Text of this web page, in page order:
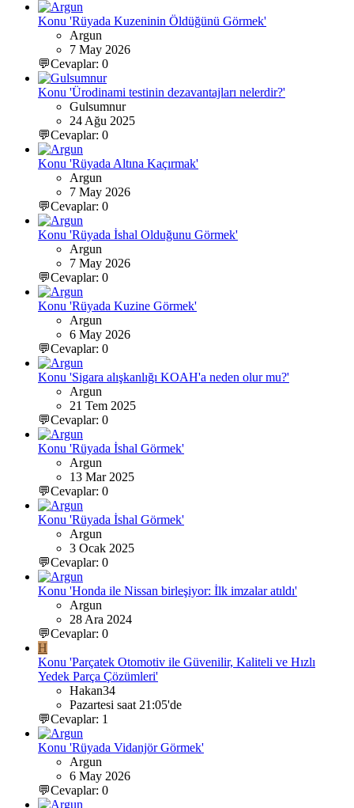
Konu 'Rüyada Kuzeninin Öldüğünü Görmek'
Argun
7 May 2026
💬Cevaplar: 0
Konu 'Ürodinami testinin dezavantajları nelerdir?'
Gulsumnur
24 Ağu 2025
💬Cevaplar: 0
Konu 'Rüyada Altına Kaçırmak'
Argun
7 May 2026
💬Cevaplar: 0
Konu 'Rüyada İshal Olduğunu Görmek'
Argun
7 May 2026
💬Cevaplar: 0
Konu 'Rüyada Kuzine Görmek'
Argun
6 May 2026
💬Cevaplar: 0
Konu 'Sigara alışkanlığı KOAH'a neden olur mu?'
Argun
21 Tem 2025
💬Cevaplar: 0
Konu 'Rüyada İshal Görmek'
Argun
13 Mar 2025
💬Cevaplar: 0
Konu 'Rüyada İshal Görmek'
Argun
3 Ocak 2025
💬Cevaplar: 0
Konu 'Honda ile Nissan birleşiyor: İlk imzalar atıldı'
Argun
28 Ara 2024
💬Cevaplar: 0
H
Konu 'Parçatek Otomotiv ile Güvenilir, Kaliteli ve Hızlı
Yedek Parça Çözümleri'
Hakan34
Pazartesi saat 21:05'de
💬Cevaplar: 1
Konu 'Rüyada Vidanjör Görmek'
Argun
6 May 2026
💬Cevaplar: 0